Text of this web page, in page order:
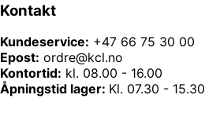
Kontakt
Kundeservice: +47 66 75 30 00
Epost: ordre@kcl.no
Kontortid: kl. 08.00 - 16.00
Åpningstid lager: Kl. 07.30 - 15.30